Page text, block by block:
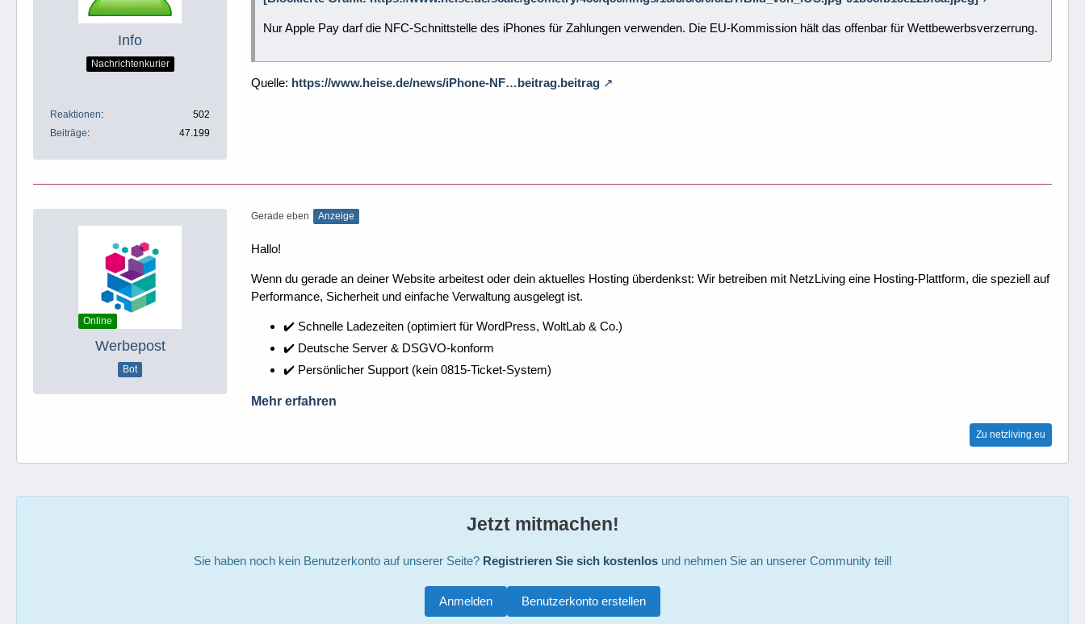
Info
Nachrichtenkurier
Reaktionen
502
Beiträge
47.199
Nur Apple Pay darf die NFC-Schnittstelle des iPhones für Zahlungen verwenden. Die EU-Kommission hält das offenbar für Wettbewerbsverzerrung.
Quelle: https://www.heise.de/news/iPhone-NF…beitrag.beitrag
Online
Werbepost
Bot
Gerade eben Anzeige
Hallo!
Wenn du gerade an deiner Website arbeitest oder dein aktuelles Hosting überdenkst: Wir betreiben mit NetzLiving eine Hosting-Plattform, die speziell auf
Performance, Sicherheit und einfache Verwaltung ausgelegt ist.
✔️ Schnelle Ladezeiten (optimiert für WordPress, WoltLab & Co.)
✔️ Deutsche Server & DSGVO-konform
✔️ Persönlicher Support (kein 0815-Ticket-System)
Mehr erfahren
Zu netzliving.eu
Jetzt mitmachen!
Sie haben noch kein Benutzerkonto auf unserer Seite? Registrieren Sie sich kostenlosund nehmen Sie an unserer Community teil!
Benutzerkonto erstellen
Anmelden